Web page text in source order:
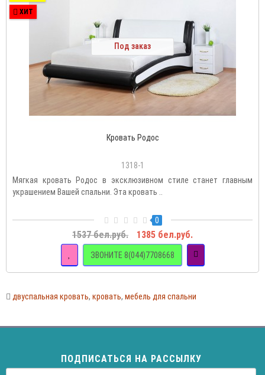
ХИТ
Под заказ
Кровать Родос
1318-1
Мягкая кровать Родос в эксклюзивном стиле станет главным
украшением Вашей спальни. Эта кровать ..
0
1537 бел.руб. 1385 бел.руб.
ЗВОНИТЕ 8(044)7708668
двуспальная кровать, кровать, мебель для спальни
ПОДПИСАТЬСЯ НА РАССЫЛКУ